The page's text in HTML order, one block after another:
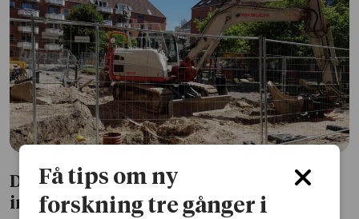
Dansk bostadsreform för mer
integration väcker motstånd
Få tips om ny
forskning tre gånger i